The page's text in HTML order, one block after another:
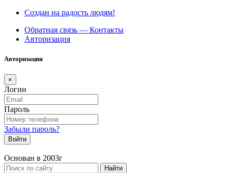
Создан на радость людям!
Обратная связь — Контакты
Авторизация
Авторизация
×
Логин
Пароль
Забыли пароль?
Войти
Основан в 2003г
Найти